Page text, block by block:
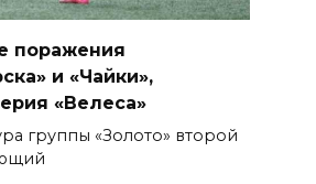
поражения
и «Чайки»,
«Велеса»
группы «Золото» второй